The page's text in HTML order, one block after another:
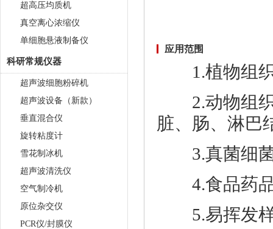
超高压均质机
真空离心浓缩仪
单细胞悬液制备仪
科研常规仪器
超声波细胞粉碎机
超声波设备（新款）
垂直混合仪
旋转粘度计
雪花制冰机
超声波清洗仪
空气制冷机
原位杂交仪
PCR仪/封膜仪
应用范围
1.植物组织
2.动物组织
脏、肠、淋巴
3.真菌细菌
4.食品药品
5.易挥发样